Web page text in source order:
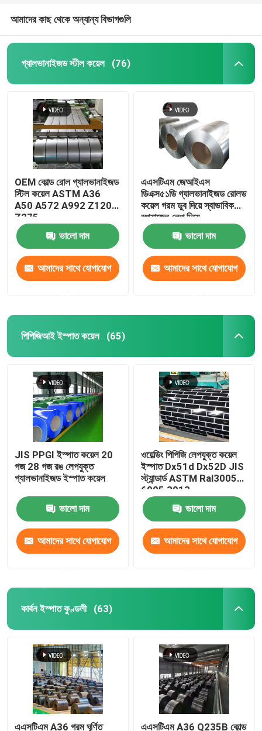
আমাদের কাছ থেকে অন্যান্য বিভাগগুলি
গ্যালভানাইজড স্টীল কয়েল (76)
OEM কোল্ড রোল গ্যালভানাইজড
স্টিল কয়েল ASTM A36
A50 A572 A992 Z120
Z275
ভালো দাম
আমাদের সাথে যোগাযোগ
এএসটিএম জেআইএস
ডিএক্স৫১ডি গ্যালভানাইজড রোলড
কয়েল গরম ডুব দিয়ে স্বাভাবিক
স্প্যাঙ্গেল লেপ দিয়ে
ভালো দাম
আমাদের সাথে যোগাযোগ
পিপিজিআই ইস্পাত কয়েল (65)
JIS PPGI ইস্পাত কয়েল 20
গজ 28 গজ রঙ লেপযুক্ত
গ্যালভানাইজড ইস্পাত কয়েল
ভালো দাম
আমাদের সাথে যোগাযোগ
ওয়েল্ডিং পিপিজি লেপযুক্ত কয়েল
ইস্পাত Dx51d Dx52D JIS
স্ট্যান্ডার্ড ASTM Ral3005
6005 3013
ভালো দাম
আমাদের সাথে যোগাযোগ
কার্বন ইস্পাত কুণ্ডলী (63)
এএসটিএম A36 গরম ঘূর্ণিত
এএসটিএম A36 Q235B কোল্ড